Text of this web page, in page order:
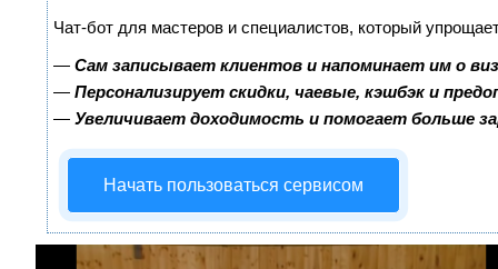
Чат-бот для мастеров и специалистов, который
— Сам записывает клиентов и напоминает им о
— Персонализирует скидки, чаевые, кэшбэк и
— Увеличивает доходимость и помогает больше
Начать пользоваться сервисом